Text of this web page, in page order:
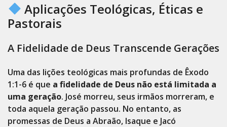
Aplicações Teológicas, Éticas e
Pastorais
A Fidelidade de Deus Transcende Gerações
Uma das lições teológicas mais profundas de Êxodo
1:1-6 é que a fidelidade de Deus não está limitada a
uma geração. José morreu, seus irmãos morreram, e
toda aquela geração passou. No entanto, as
promessas de Deus a Abraão, Isaque e Jacó